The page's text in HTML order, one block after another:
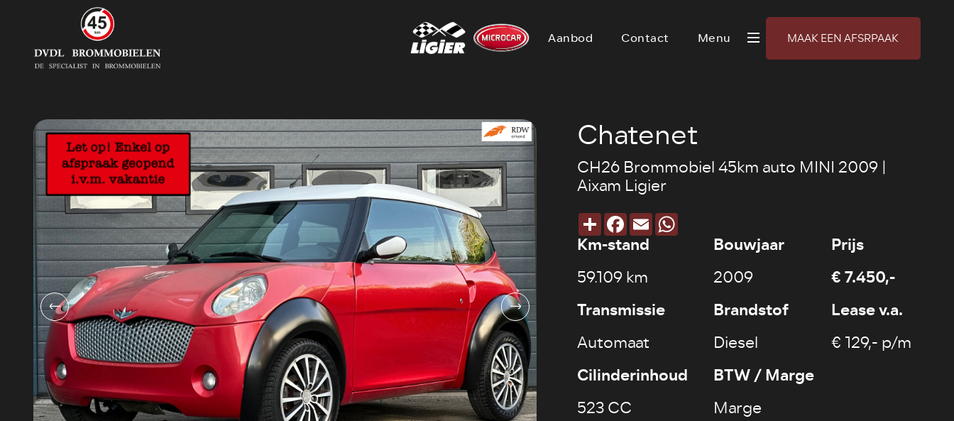
Aanbod Contact Menu MAAK EEN AFSRPAAK
Chatenet
CH26 Brommobiel 45km auto MINI 2009 |
Aixam Ligier
DeelFacebook
EmailWhatsApp
Km-stand
59.109 km
Bouwjaar
2009
Prijs
€ 7.450,-
Transmissie
Automaat
Brandstof
Diesel
Lease v.a.
€ 129,- p/m
Cilinderinhoud
523 CC
BTW / Marge
Marge